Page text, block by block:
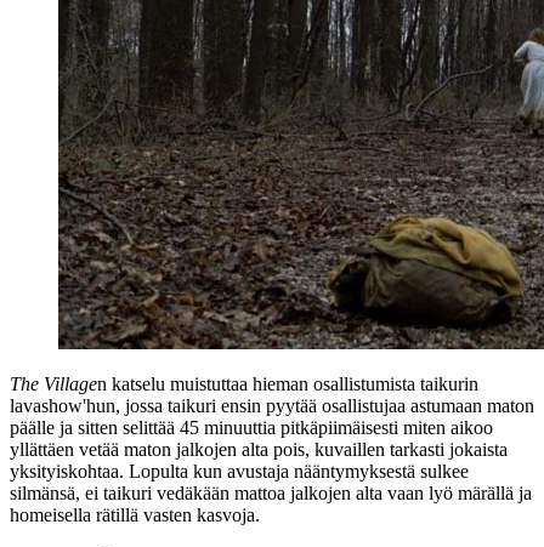
The Villagen katselu muistuttaa hieman osallistumista taikurin
lavashow'hun, jossa taikuri ensin pyytää osallistujaa astumaan maton
päälle ja sitten selittää 45 minuuttia pitkäpiimäisesti miten aikoo
yllättäen vetää maton jalkojen alta pois, kuvaillen tarkasti jokaista
yksityiskohtaa. Lopulta kun avustaja nääntymyksestä sulkee
silmänsä, ei taikuri vedäkään mattoa jalkojen alta vaan lyö märällä ja
homeisella rätillä vasten kasvoja.